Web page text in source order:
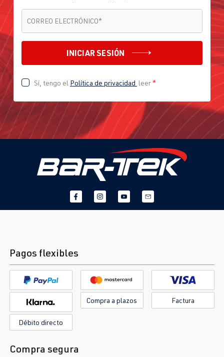
CORREO ELECTRÓNICO*
INICIAR SESIÓN
Sí, tengo el Política de privacidad leer*
Pagos flexibles
Compra a plazos Factura
Débito directo
Compra segura